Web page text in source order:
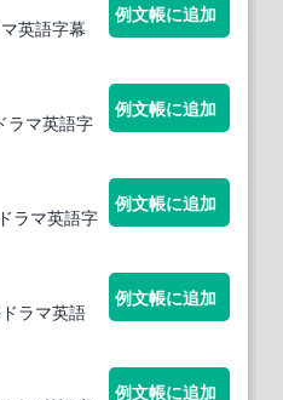
英語字幕
例文帳に追加
ラマ英語字
例文帳に追加
ラマ英語字
例文帳に追加
ラマ英語
例文帳に追加
例文帳に追加